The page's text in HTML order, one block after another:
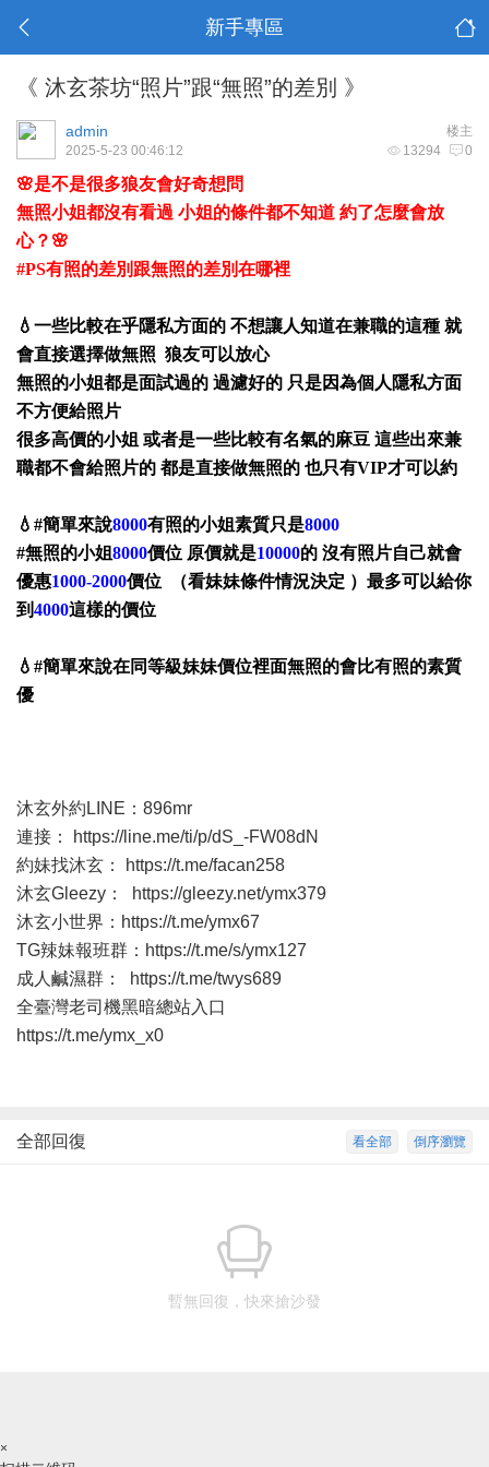
新手專區
《 沐玄茶坊“照片”跟“無照”的差別 》
楼主
admin
13294 0
2025-5-23 00:46:12
🌸是不是很多狼友會好奇想問
無照小姐都沒有看過 小姐的條件都不知道 約了怎麼會放
心？🌸
#PS有照的差別跟無照的差別在哪裡
💧一些比較在乎隱私方面的 不想讓人知道在兼職的這種 就
會直接選擇做無照 狼友可以放心
無照的小姐都是面試過的 過濾好的 只是因為個人隱私方面
不方便給照片
很多高價的小姐 或者是一些比較有名氣的麻豆 這些出來兼
職都不會給照片的 都是直接做無照的 也只有VIP才可以約
💧#簡單來說8000有照的小姐素質只是8000
#無照的小姐8000價位 原價就是10000的 沒有照片自己就會
優惠1000-2000價位 （看妹妹條件情況決定 ）最多可以給你
到4000這樣的價位
💧#簡單來說在同等級妹妹價位裡面無照的會比有照的素質
優
沐玄外約LINE：896mr
連接：
https://line.me/ti/p/dS_-FW08dN
約妹找沐玄：
https://t.me/facan258
沐玄Gleezy：
https://gleezy.net/ymx379
沐玄小世界： https://t.me/ymx67
TG辣妹報班群： https://t.me/s/ymx127
成人鹹濕群：
https://t.me/twys689
全臺灣老司機黑暗總站入口
https://t.me/ymx_x0
倒序瀏覽
看全部
全部回復
暫無回復，快來搶沙發
×